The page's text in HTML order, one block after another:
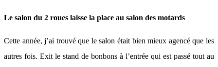
Le salon du 2 roues laisse la place au salon des motards
Cette année, j’ai trouvé que le salon était bien mieux agencé que les
autres fois. Exit le stand de bonbons à l’entrée qui est passé tout au